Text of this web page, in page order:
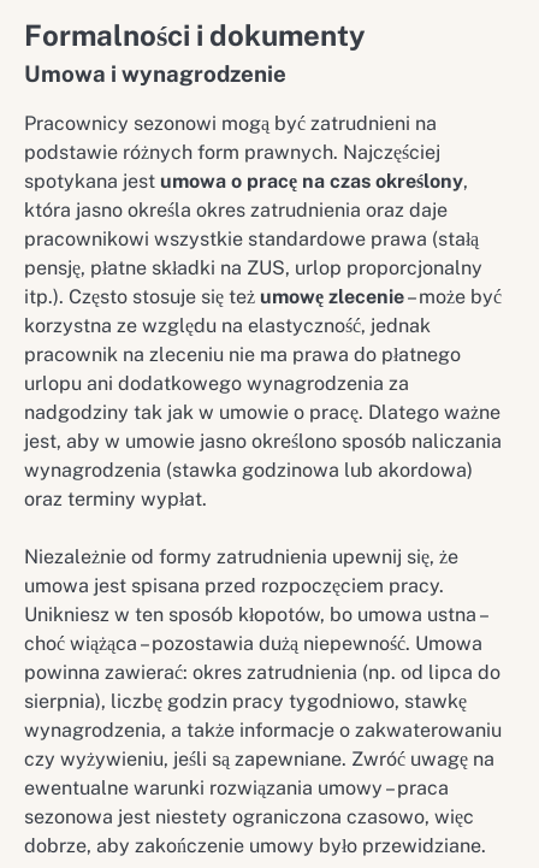
Formalności i dokumenty
Umowa i wynagrodzenie
Pracownicy sezonowi mogą być zatrudnieni na
podstawie różnych form prawnych. Najczęściej
spotykana jest umowa o pracę na czas określony,
która jasno określa okres zatrudnienia oraz daje
pracownikowi wszystkie standardowe prawa (stałą
pensję, płatne składki na ZUS, urlop proporcjonalny
itp.). Często stosuje się też umowę zlecenie– może być
korzystna ze względu na elastyczność, jednak
pracownik na zleceniu nie ma prawa do płatnego
urlopu ani dodatkowego wynagrodzenia za
nadgodziny tak jak w umowie o pracę. Dlatego ważne
jest, aby w umowie jasno określono sposób naliczania
wynagrodzenia (stawka godzinowa lub akordowa)
oraz terminy wypłat.
Niezależnie od formy zatrudnienia upewnij się, że
umowa jest spisana przed rozpoczęciem pracy.
Unikniesz w ten sposób kłopotów, bo umowa ustna –
choć wiążąca – pozostawia dużą niepewność. Umowa
powinna zawierać: okres zatrudnienia (np. od lipca do
sierpnia), liczbę godzin pracy tygodniowo, stawkę
wynagrodzenia, a także informacje o zakwaterowaniu
czy wyżywieniu, jeśli są zapewniane. Zwróć uwagę na
ewentualne warunki rozwiązania umowy – praca
sezonowa jest niestety ograniczona czasowo, więc
dobrze, aby zakończenie umowy było przewidziane.